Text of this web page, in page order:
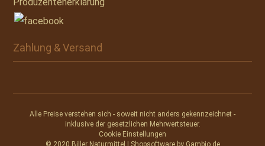
Zahlung & Versand
Alle Preise verstehen sich - soweit nicht anders gekennzeichnet -
inklusive der gesetzlichen Mehrwertsteuer.
Cookie Einstellungen
© 2020 Biller Naturmittel | Shopsoftware by Gambio.de